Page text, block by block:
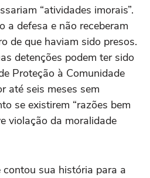
“atividades imorais”.
a defesa e não receberam
de que haviam sido presos.
detenções podem ter sido
Proteção à Comunidade
até seis meses sem
se existirem “razões bem
violação da moralidade
sua história para a